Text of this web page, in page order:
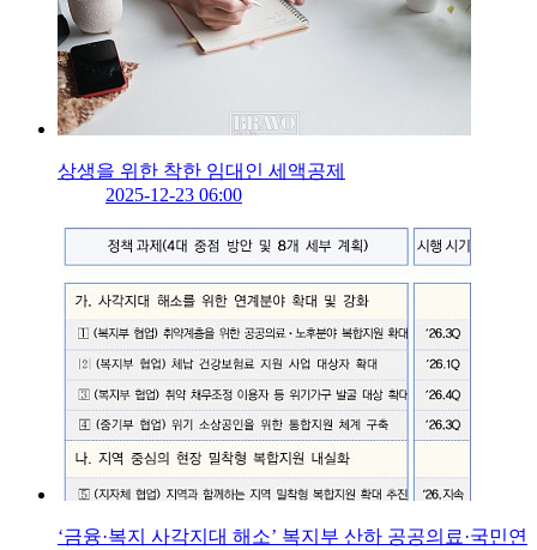
상생을 위한 착한 임대인 세액공제
2025-12-23 06:00
‘금융·복지 사각지대 해소’ 복지부 산하 공공의료·국민연